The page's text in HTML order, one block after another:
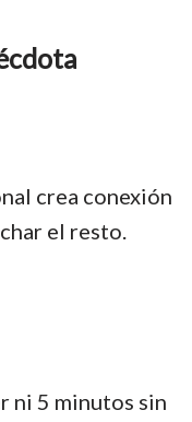
crea conexión
el resto.
ni 5 minutos sin